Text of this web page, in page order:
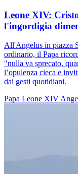
Leone XIV:
l'ingordigia
All'Angelus in piazza
ordinario, il Papa
"nulla va sprecato,
l’opulenza cieca e
dai gesti quotidiani.
Papa Leone XIV